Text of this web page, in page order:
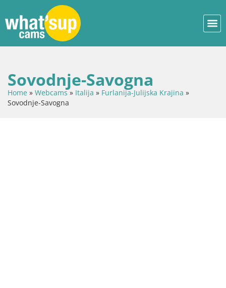
Sovodnje-Savogna
Home » Webcams» Italija » Furlanija-Julijska Krajina »
Sovodnje-Savogna